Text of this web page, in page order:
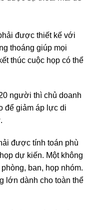
được thiết kế với
thoáng giúp mọi
thúc cuộc họp có thể
người thì chủ doanh
để giảm áp lực di
được tính toán phù
dự kiến. Một không
ban, họp nhóm.
lớn dành cho toàn thể